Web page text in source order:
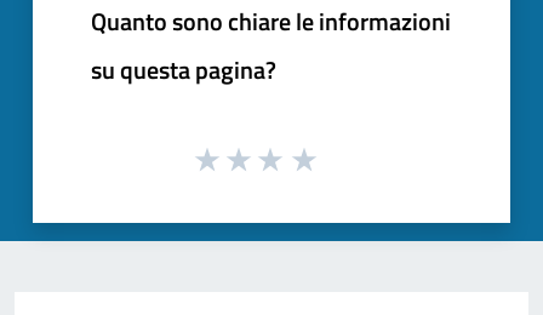
Quanto sono chiare le informazioni
su questa pagina?